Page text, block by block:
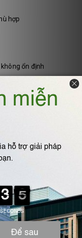
hợp
ổn định
quả